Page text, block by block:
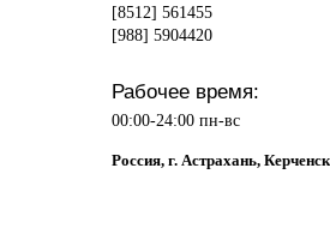
[8512] 561455
[988] 5904420
Рабочее время:
00:00-24:00 пн-вс
Россия, г. Астрахань,